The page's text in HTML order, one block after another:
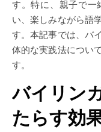
す。特に、親子で一
い、楽しみながら語
す。本記事では、バ
体的な実践法につい
す。
バイリン
たらす効